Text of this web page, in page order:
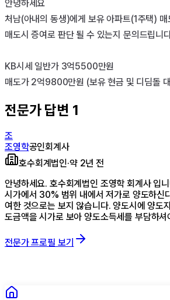
안녕하세요
처남(아내의 동생)에게 보유 아파트(1주택)
매도시 증여로 판단 될 수 있는지 문의드립니
KB시세 일반가 3억5500만원
매도가 2억9800만원 (보유 현금 및 디딤돌
전문가 답변 1
조
조영학공인회계사
호수회계법인·약 2년 전
안녕하세요. 호수회계법인 조영학 회계사 입
시가에서 30% 범위 내에서 저가로 양도하신
여한 것으로는 보지 않습니다. 양도시에 양도
도금액을 시가로 보아 양도소득세를 부담하셔
전문가 프로필 보기